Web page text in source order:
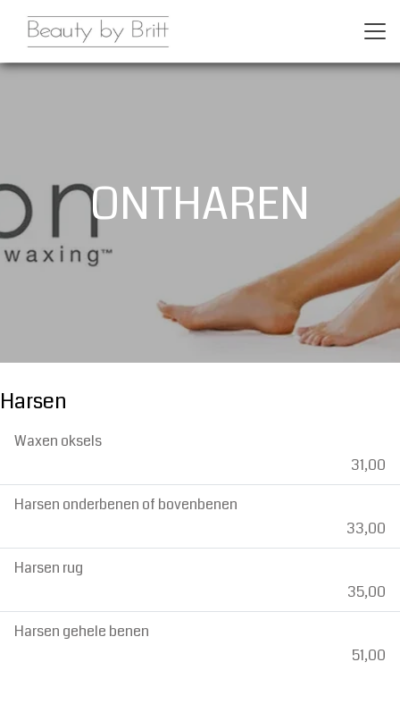
ONTHAREN
Harsen
Waxen oksels
31,00
Harsen onderbenen of bovenbenen
33,00
Harsen rug
35,00
Harsen gehele benen
51,00